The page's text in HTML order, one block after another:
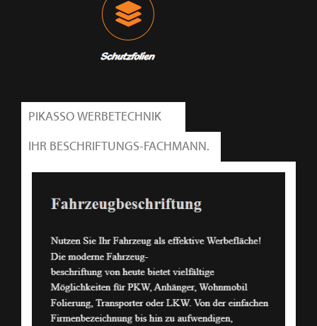
PIKASSO WERBETECHNIK
IHR BESCHRIFTUNGS-FACHMANN.